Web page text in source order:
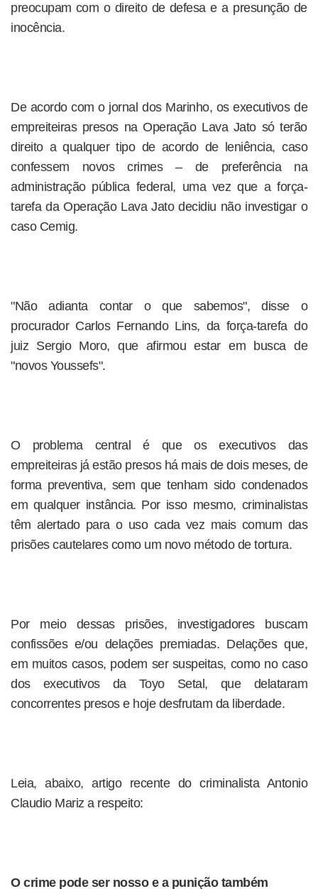
preocupam com o direito de defesa e a presunção de
inocência.
De acordo com o jornal dos Marinho, os executivos de
empreiteiras presos na Operação Lava Jato só terão
direito a qualquer tipo de acordo de leniência, caso
confessem novos crimes – de preferência na
administração pública federal, uma vez que a força-
tarefa da Operação Lava Jato decidiu não investigar o
caso Cemig.
"Não adianta contar o que sabemos", disse o
procurador Carlos Fernando Lins, da força-tarefa do
juiz Sergio Moro, que afirmou estar em busca de
"novos Youssefs".
O problema central é que os executivos das
empreiteiras já estão presos há mais de dois meses, de
forma preventiva, sem que tenham sido condenados
em qualquer instância. Por isso mesmo, criminalistas
têm alertado para o uso cada vez mais comum das
prisões cautelares como um novo método de tortura.
Por meio dessas prisões, investigadores buscam
confissões e/ou delações premiadas. Delações que,
em muitos casos, podem ser suspeitas, como no caso
dos executivos da Toyo Setal, que delataram
concorrentes presos e hoje desfrutam da liberdade.
Leia, abaixo, artigo recente do criminalista Antonio
Claudio Mariz a respeito:
O crime pode ser nosso e a punição também